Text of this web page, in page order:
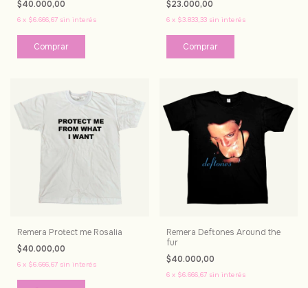
$40.000,00
6 x $6.666,67 sin interés
Comprar
$23.000,00
6 x $3.833,33 sin interés
Remera Protect me Rosalia
$40.000,00
6 x $6.666,67 sin interés
Remera Deftones Around the
fur
$40.000,00
6 x $6.666,67 sin interés